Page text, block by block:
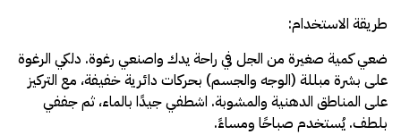
طريقة الاستخدام:
ضعي كمية صغيرة من الجل في راحة يدك واصنعي رغوة. دلكي الرغوة
على بشرة مبللة (الوجه والجسم) بحركات دائرية خفيفة، مع التركيز
على المناطق الدهنية والمشوبة. اشطفي جيدًا بالماء، ثم جففي
بلطف. يُستخدم صباحًا ومساءً.